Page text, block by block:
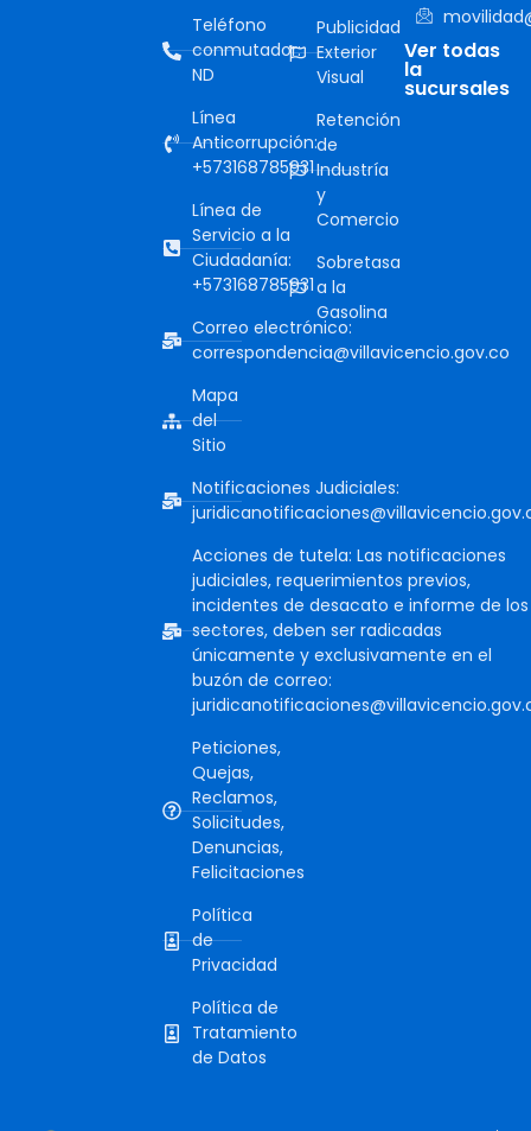
Teléfono
conmutador:
ND
Línea
Anticorrupción:
+573168785931
Línea de
Servicio a la
Ciudadanía:
+573168785931
Correo electrónico:
correspondencia@villavicencio.gov.co
Mapa
del
Sitio
Notificaciones Judiciales:
Acciones de tutela: Las notificaciones
judiciales, requerimientos previos,
incidentes de desacato e informe de los
sectores, deben ser radicadas
únicamente y exclusivamente en el
buzón de correo:
Peticiones,
Quejas,
Reclamos,
Solicitudes,
Denuncias,
Felicitaciones
Política
de
Privacidad
Política de
Tratamiento
de Datos
Publicidad
Exterior
Visual
Retención
de
Industría
y
Comercio
Sobretasa
a la
Gasolina
Ver todas
la
sucursales